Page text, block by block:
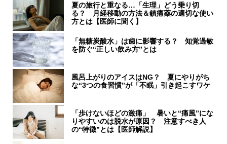
夏の旅行と重なる…「生理」どう乗り切
る？ 月経移動の方法＆鎮痛薬の適切な使い
方とは【医師に聞く】
「無糖炭酸水」は歯に影響する？ 知覚過敏
を防ぐ“正しい飲み方”とは
風呂上がりのアイスはNG？ 夏にやりがち
な“3つの食習慣”が「不眠」引き起こすワケ
「歩けないほどの激痛」 暑いと“痛風”にな
りやすいのは脱水が原因？ 注意すべき人
の“特徴”とは【医師解説】